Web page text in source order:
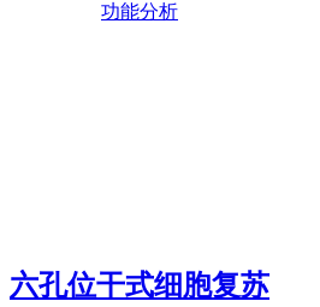
功能分析
六孔位干式细胞复苏